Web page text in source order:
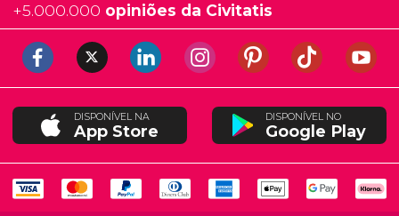
+5.000.000 opiniões da Civitatis
DISPONÍVEL NA
App Store
DISPONÍVEL NO
Google Play